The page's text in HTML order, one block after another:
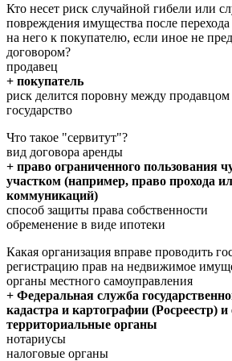
Кто несет риск случайной гибели или
повреждения имущества после перехода
на него к покупателю, если иное не
договором?
продавец
+ покупатель
риск делится поровну между
государство
Что такое "сервитут"?
вид договора аренды
+ право ограниченного пользования
участком (например, право прохода
коммуникаций)
способ защиты права собственности
обременение в виде ипотеки
Какая организация вправе проводить
регистрацию прав на недвижимое
органы местного самоуправления
+ Федеральная служба
кадастра и картографии (Росреестр) и
территориальные органы
нотариусы
налоговые органы